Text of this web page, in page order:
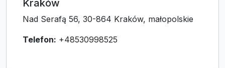
Kraków
Nad Serafą 56, 30-864 Kraków, małopolskie
Telefon: +48530998525